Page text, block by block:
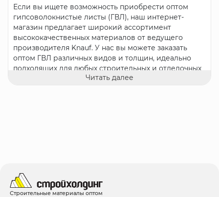
Если вы ищете возможность приобрести оптом
гипсоволокнистые листы (ГВЛ), наш интернет-
магазин предлагает широкий ассортимент
высококачественных материалов от ведущего
производителя Knauf. У нас вы можете заказать
оптом ГВЛ различных видов и толщин, идеально
подходящих для любых строительных и отделочных
Влагостойкие гипсоволокнистые листы (ГВЛВ):
Идеально подходят для использования в ванных
Читать далее
Строительные материалы оптом